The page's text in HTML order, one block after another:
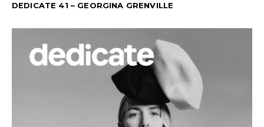
DEDICATE 41 – GEORGINA GRENVILLE